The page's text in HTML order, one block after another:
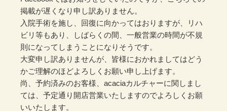
掲載が遅くなり申し訳ありません。
入院手術を施し、回復に向かってはおりますが、リハ
ビリ等もあり、しばらくの間、一般営業の時間が不規
則になってしまうことになりそうです。
大変申し訳ありませんが、皆様におかれましてはどう
かご理解のほどよろしくお願い申し上げます。
尚、予約済みのお客様、acaciaカルチャーに関しまし
ては、予定通り開店営業いたしますのでよろしくお願
いいたします。